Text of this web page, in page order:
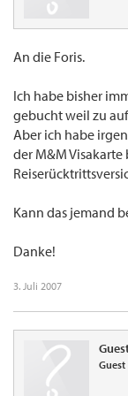
An die Foris.
Ich habe bisher
gebucht weil zu
Aber ich habe
der M&M
Kann das jemand
Danke!
3. Juli 2007
Guest